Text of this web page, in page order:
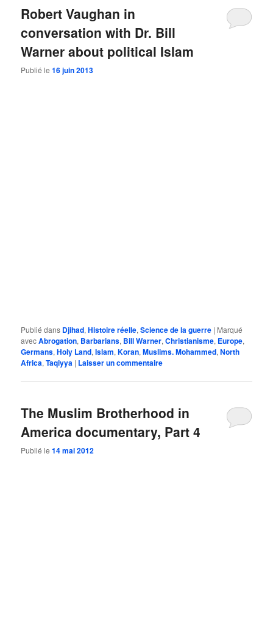
Robert Vaughan in
conversation with Dr. Bill
Warner about political Islam
Publié le16 juin 2013
Publié dans Djihad,Histoire réelle,Science de la guerre | Marqué
avecAbrogation, Barbarians, Bill Warner,Christianisme, Europe,
Germans,Holy Land,Islam,Koran,Muslims. Mohammed,North
Africa,Taqiyya | Laisser un commentaire
The Muslim Brotherhood in
America documentary, Part 4
Publié le14 mai 2012